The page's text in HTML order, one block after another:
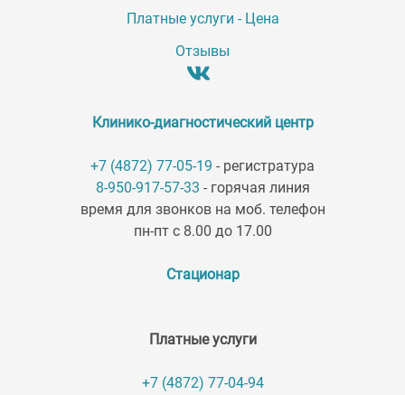
Платные услуги - Цена
Отзывы
Клинико-диагностический центр
+7 (4872) 77-05-19 - регистратура
8-950-917-57-33 - горячая линия
время для звонков на моб. телефон
пн-пт с 8.00 до 17.00
Стационар
Платные услуги
+7 (4872) 77-04-94